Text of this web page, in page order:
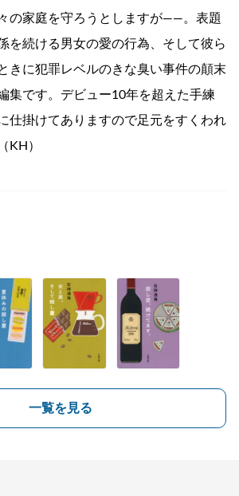
の家庭を守ろうとしますが――。表題
を続ける男女の愛の行為、そして彼ら
きに犯罪レベルのきな臭い事件の顛末
集です。デビュー10年を超えた手練
仕掛けてありますので足元をすくわれ
KH）
一覧を見る